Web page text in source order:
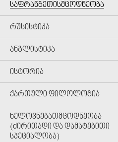
ᲡᲐᲤᲠᲐᲜᲒᲔᲗᲘᲡᲛᲪᲝᲓᲜᲔᲝᲑᲐ
ᲠᲣᲡᲘᲡᲢᲘᲙᲐ
ᲐᲜᲒᲚᲘᲡᲢᲘᲙᲐ
ᲘᲡᲢᲝᲠᲘᲐ
ᲥᲐᲠᲗᲣᲚᲘ ᲤᲘᲚᲝᲚᲝᲒᲘᲐ
ᲮᲔᲚᲝᲕᲜᲔᲑᲐᲗᲛᲪᲝᲓᲜᲔᲝᲑᲐ
(ᲫᲘᲠᲘᲗᲐᲓᲘ ᲓᲐ ᲓᲐᲛᲐᲢᲔᲑᲘᲗᲘ
ᲡᲞᲔᲪᲘᲐᲚᲝᲑᲐ)